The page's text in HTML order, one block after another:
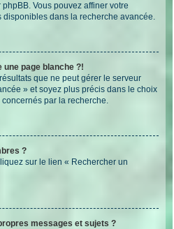
Vous pouvez affiner votre
dans la recherche avancée.
page blanche ?!
que ne peut gérer le serveur
» et soyez plus précis dans le choix
par la recherche.
?
sur le lien « Rechercher un
messages et sujets ?